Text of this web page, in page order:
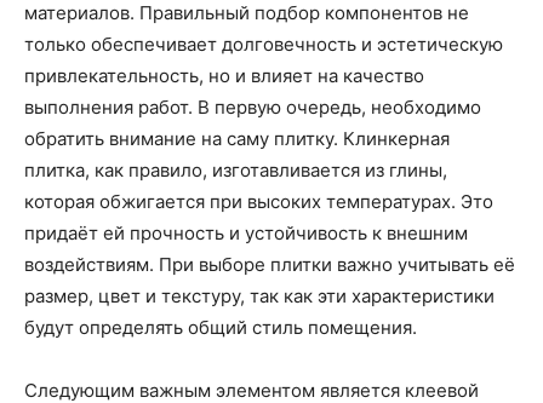
материалов. Правильный подбор компонентов не
только обеспечивает долговечность и эстетическую
привлекательность, но и влияет на качество
выполнения работ. В первую очередь, необходимо
обратить внимание на саму плитку. Клинкерная
плитка, как правило, изготавливается из глины,
которая обжигается при высоких температурах. Это
придаёт ей прочность и устойчивость к внешним
воздействиям. При выборе плитки важно учитывать её
размер, цвет и текстуру, так как эти характеристики
будут определять общий стиль помещения.
Следующим важным элементом является клеевой